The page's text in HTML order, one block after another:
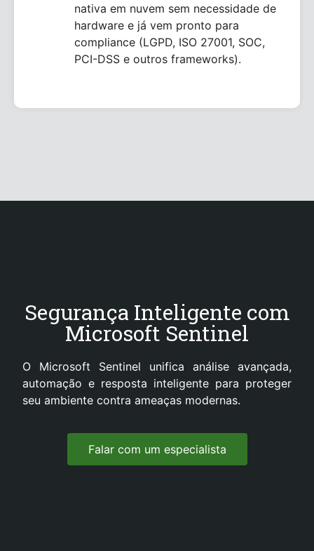
nativa em nuvem sem necessidade de
hardware e já vem pronto para
compliance (LGPD, ISO 27001, SOC,
PCI-DSS e outros frameworks).
Segurança Inteligente com
Microsoft Sentinel
O Microsoft Sentinel unifica análise avançada,
automação e resposta inteligente para proteger
seu ambiente contra ameaças modernas.
Falar com um especialista